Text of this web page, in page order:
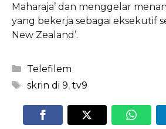
Maharaja’ dan menggelar
yang bekerja sebagai eksekutif
New Zealand’.
Categories
Telefilem
Tags
skrin di 9, tv9